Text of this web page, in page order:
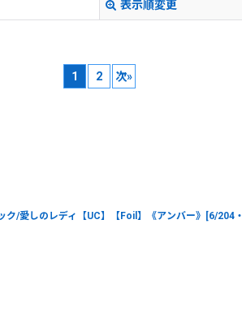
表示順変更
1 2 次»
ク/愛しのレディ【UC】【Foil】《アンバー》[6/204・